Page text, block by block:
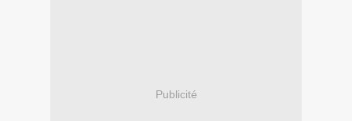
Publicité